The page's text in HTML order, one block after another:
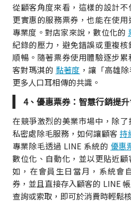
從顧客角度來看，這樣的設計
更實惠的服務票券，也能在使
專業度。對店家來說，數位化的
紀錄的壓力，避免錯誤或重複
順暢。隨著票券使用體驗逐步
客對瑪淇的 黏著度 ，讓「高雄
更多人口耳相傳的共識。
4、優惠票券：智慧行銷提
在競爭激烈的美業市場中，除
私密處除毛服務，如何讓顧客持
專業除毛透過 LINE 系統的 優惠
數位化、自動化，並以更貼近
如，在會員生日當月，系統會
券，並且直接存入顧客的 LINE
查詢或索取，即可於消費時輕鬆